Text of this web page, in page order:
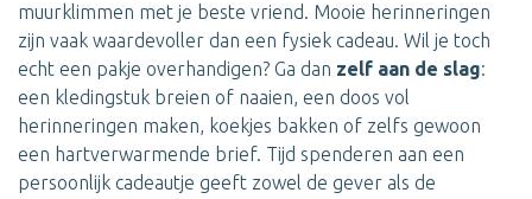
muurklimmen met je beste vriend. Mooie herinneringen
zijn vaak waardevoller dan een fysiek cadeau. Wil je toch
echt een pakje overhandigen? Ga dan zelf aan de slag:
een kledingstuk breien of naaien, een doos vol
herinneringen maken, koekjes bakken of zelfs gewoon
een hartverwarmende brief. Tijd spenderen aan een
persoonlijk cadeautje geeft zowel de gever als de